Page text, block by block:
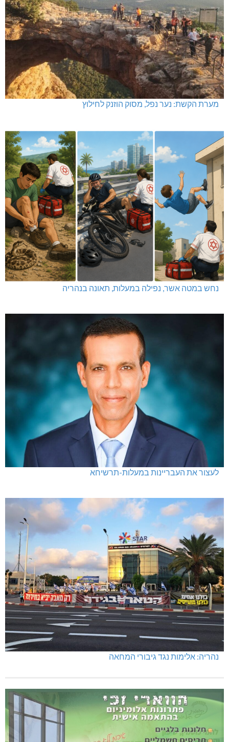
מערת הקשת: נער נפל, מסוק הוזנק לחילוץ
נחש במטה אשר, נפילה במעלות, תאונה בנהריה
לעצור את העבריינות במעלות-תרשיחא
נהריה: אלימות נגד גיבורי המחאה